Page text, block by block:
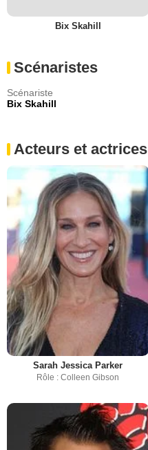
Bix Skahill
Scénaristes
Scénariste
Bix Skahill
Acteurs et actrices
Sarah Jessica Parker
Rôle : Colleen Gibson